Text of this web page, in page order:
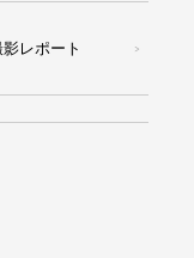
レポート
レポート